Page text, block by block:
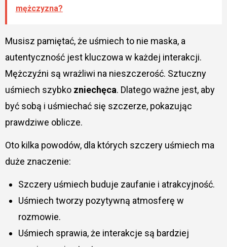
mężczyzna?
Musisz pamiętać, że uśmiech to nie maska, a
autentyczność jest kluczowa w każdej interakcji.
Mężczyźni są wrażliwi na nieszczerość. Sztuczny
uśmiech szybko zniechęca. Dlatego ważne jest, aby
być sobą i uśmiechać się szczerze, pokazując
prawdziwe oblicze.
Oto kilka powodów, dla których szczery uśmiech ma
duże znaczenie:
Szczery uśmiech buduje zaufanie i atrakcyjność.
Uśmiech tworzy pozytywną atmosferę w
rozmowie.
Uśmiech sprawia, że interakcje są bardziej